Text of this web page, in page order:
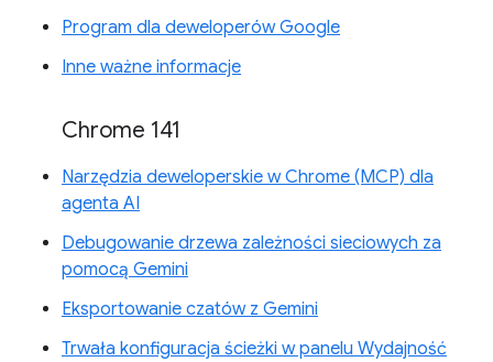
Program dla deweloperów Google
Inne ważne informacje
Chrome 141
Narzędzia deweloperskie w Chrome (MCP) dla
agenta AI
Debugowanie drzewa zależności sieciowych za
pomocą Gemini
Eksportowanie czatów z Gemini
Trwała konfiguracja ścieżki w panelu Wydajność